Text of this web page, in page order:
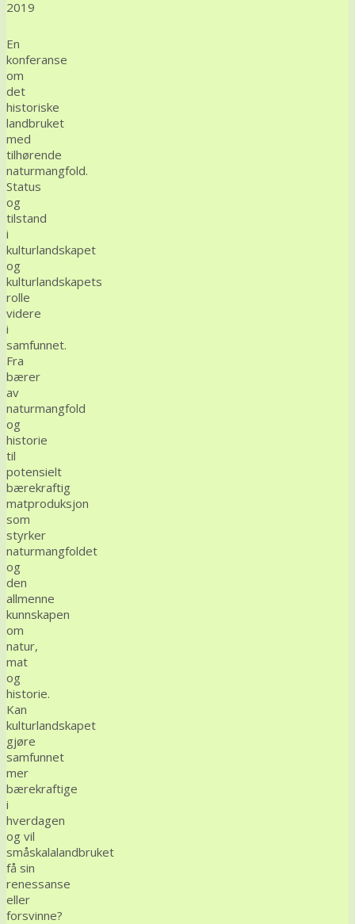
2019
En
konferanse
om
det
historiske
landbruket
med
tilhørende
naturmangfold.
Status
og
tilstand
i
kulturlandskapet
og
kulturlandskapets
rolle
videre
i
samfunnet.
Fra
bærer
av
naturmangfold
og
historie
til
potensielt
bærekraftig
matproduksjon
som
styrker
naturmangfoldet
og
den
allmenne
kunnskapen
om
natur,
mat
og
historie.
Kan
kulturlandskapet
gjøre
samfunnet
mer
bærekraftige
i
hverdagen
og vil
småskalalandbruket
få sin
renessanse
eller
forsvinne?